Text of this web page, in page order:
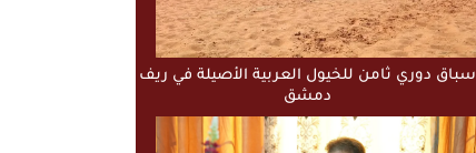
سباق دوري ثامن للخيول العربية الأصيلة في ريف
دمشق